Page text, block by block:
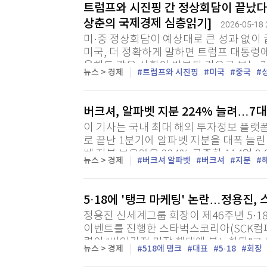
[할인50%] 한·미 투자 올인원 클래스 해외증시
트럼프와 시진핑 간 정상회담이 끝났
상춘의 국제경제 심층읽기]
2026-05-18
미·중 정상회담이 예상대로 큰 성과 없
미국, 더 정확하게 말하면 트럼프 대통령
올해도 같은 상황이 반복될 것으로 보는
변수로 꼽았다. 이번 회담을 계기로 트럼
뉴스 > 경제 트럼프와 시진핑 미국 중국
버크셔, 알파벳 지분 224% 늘려…7
이 기사는 국내 최대 해외 투자정보 플
로 끝난 1분기에 알파벳 지분을 대폭 늘
벳 지분 보유액은 224% 급증한 114억
뉴스 > 경제 버크셔 알파벳 버크셔 지분
5·18에 '탱크 마케팅' 논란…정용진,
정용진 신세계그룹 회장이 제46주년
이벤트를 진행한 스타벅스코리아(SCK
령이 “비인간적 막장 행태에 분노한다”
에 나선 것이다. 18일 유통업계에 따르면
뉴스 > 경제 518에 탱크 대표 5·18 회장